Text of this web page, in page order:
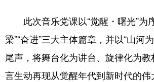
广东 广西 海南
四川 贵州 云南
此次音乐党课以“觉醒・曙光”为序
梁”“奋进”三大主体篇章，并以“山河
尾声，将舞台化为讲台、旋律化为
言生动再现从觉醒年代到新时代的伟